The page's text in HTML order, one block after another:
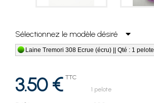
Sélectionnez le modèle désiré
Laine Tremori 308 Ecrue (écru) || Qté : 1 pelote
3.50 € TTC
1 pelote